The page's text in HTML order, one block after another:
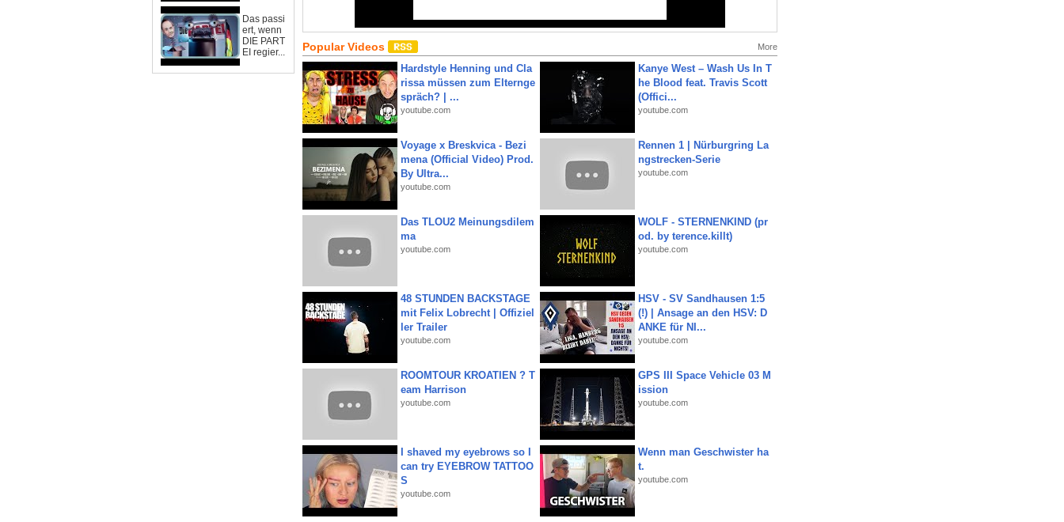
Das passi
ert, wenn
DIE PART
EI regier...
Popular Videos More
Hardstyle Henning und Cla
rissa müssen zum Elternge
spräch? | ...
youtube.com
Kanye West – Wash Us In T
he Blood feat. Travis Scott
(Offici...
youtube.com
Voyage x Breskvica - Bezi
mena (Official Video) Prod.
By Ultra...
youtube.com
Rennen 1 | Nürburgring La
ngstrecken-Serie
youtube.com
Das TLOU2 Meinungsdilem
ma
youtube.com
WOLF - STERNENKIND (pr
od. by terence.killt)
youtube.com
48 STUNDEN BACKSTAGE
mit Felix Lobrecht | Offiziel
ler Trailer
youtube.com
HSV - SV Sandhausen 1:5
(!) | Ansage an den HSV: D
ANKE für NI...
youtube.com
ROOMTOUR KROATIEN ? T
eam Harrison
youtube.com
GPS III Space Vehicle 03 M
ission
youtube.com
I shaved my eyebrows so I
can try EYEBROW TATTOO
S
youtube.com
Wenn man Geschwister ha
t.
youtube.com